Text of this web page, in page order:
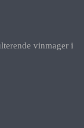
vinmager i